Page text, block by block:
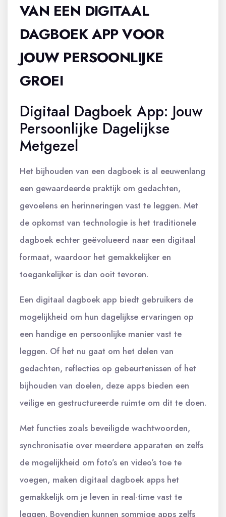
VAN EEN DIGITAAL
DAGBOEK APP VOOR
JOUW PERSOONLIJKE
GROEI
Digitaal Dagboek App: Jouw
Persoonlijke Dagelijkse
Metgezel
Het bijhouden van een dagboek is al eeuwenlang
een gewaardeerde praktijk om gedachten,
gevoelens en herinneringen vast te leggen. Met
de opkomst van technologie is het traditionele
dagboek echter geëvolueerd naar een digitaal
formaat, waardoor het gemakkelijker en
toegankelijker is dan ooit tevoren.
Een digitaal dagboek app biedt gebruikers de
mogelijkheid om hun dagelijkse ervaringen op
een handige en persoonlijke manier vast te
leggen. Of het nu gaat om het delen van
gedachten, reflecties op gebeurtenissen of het
bijhouden van doelen, deze apps bieden een
veilige en gestructureerde ruimte om dit te doen.
Met functies zoals beveiligde wachtwoorden,
synchronisatie over meerdere apparaten en zelfs
de mogelijkheid om foto’s en video’s toe te
voegen, maken digitaal dagboek apps het
gemakkelijk om je leven in real-time vast te
leggen. Bovendien kunnen sommige apps zelfs